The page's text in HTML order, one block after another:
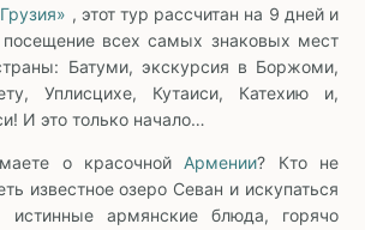
, этот тур рассчитан на 9 дней и
всех самых знаковых мест
Батуми, экскурсия в Боржоми,
Уплисцихе, Кутаиси, Катехию и,
И это только начало…
о красочнойАрмении? Кто не
известное озеро Севан и искупаться
истинные армянские блюда, горячо